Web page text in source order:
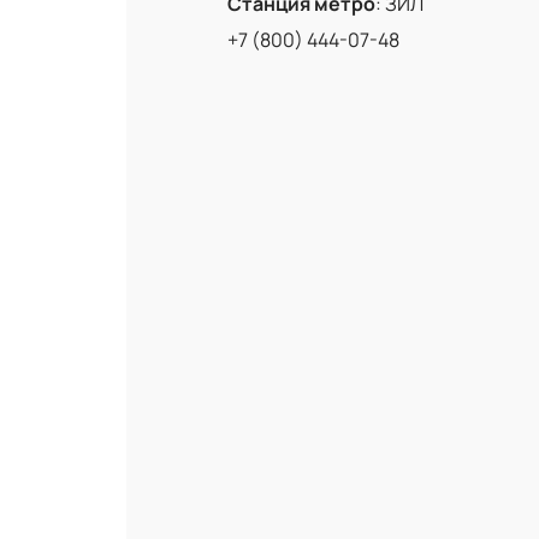
+7 (800) 444-07-48